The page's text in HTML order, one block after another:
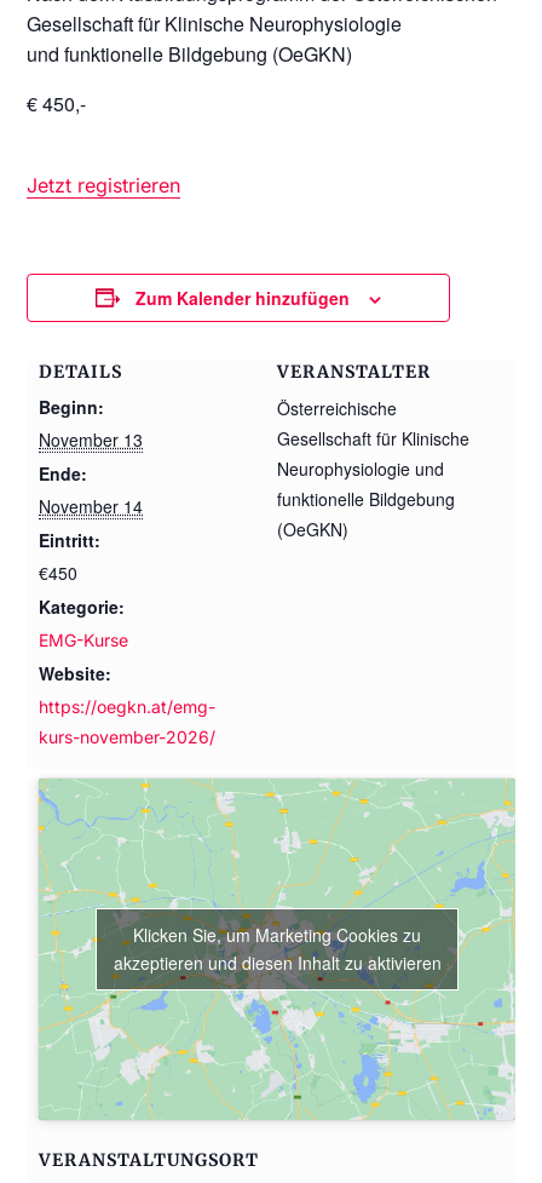
Gesellschaft für Klinische Neurophysiologie
und funktionelle Bildgebung (OeGKN)
€ 450,-
Jetzt registrieren
Zum Kalender hinzufügen
DETAILS
Beginn:
November 13
Ende:
November 14
Eintritt:
€450
Kategorie:
EMG-Kurse
Website:
https://oegkn.at/emg-
kurs-november-2026/
VERANSTALTER
Österreichische
Gesellschaft für Klinische
Neurophysiologie und
funktionelle Bildgebung
(OeGKN)
VERANSTALTUNGSORT
Klicken Sie, um Marketing Cookies zu
akzeptieren und diesen Inhalt zu aktivieren